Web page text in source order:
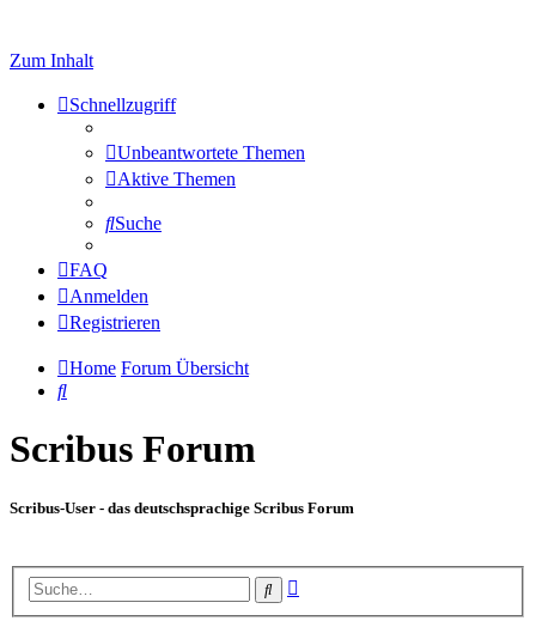
Zum Inhalt
Schnellzugriff
Unbeantwortete Themen
Aktive Themen
Suche
FAQ
Anmelden
Registrieren
Home Forum Übersicht
Suche
Scribus Forum
Scribus-User - das deutschsprachige Scribus Forum
Suche